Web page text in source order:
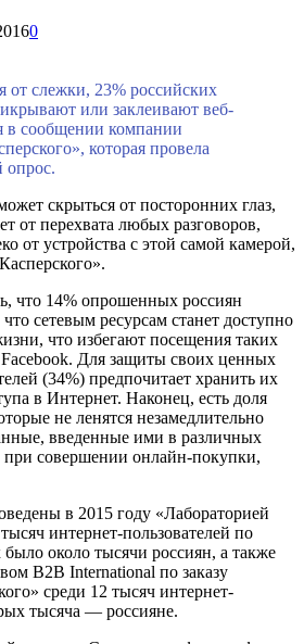
0
от слежки, 23% российских
или заклеивают веб-
в сообщении компании
которая провела
опрос.
скрыться от посторонних глаз,
от перехвата любых разговоров,
от устройства с этой самой камерой,
что 14% опрошенных россиян
сетевым ресурсам станет доступно
что избегают посещения таких
Для защиты своих ценных
(34%) предпочитает хранить их
в Интернет. Наконец, есть доля
не ленятся незамедлительно
введенные ими в различных
совершении онлайн-покупки,
в 2015 году «Лабораторией
интернет-пользователей по
около тысячи россиян, а также
B2B International по заказу
среди 12 тысяч интернет-
тысяча — россияне.